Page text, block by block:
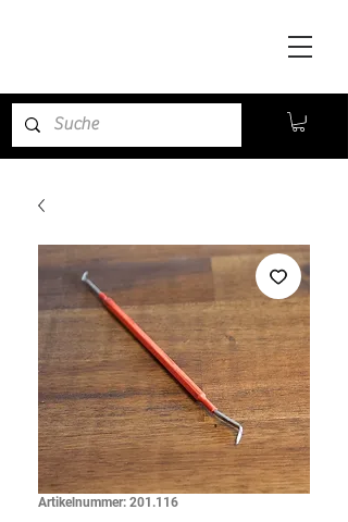
Artikelnummer: 201.116